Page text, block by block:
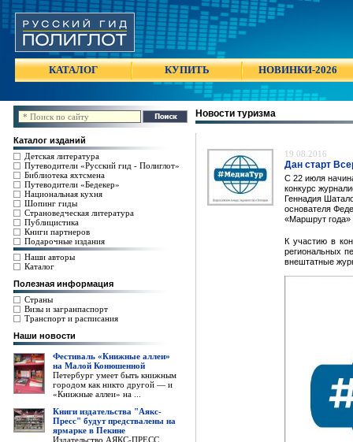
КАТАЛОГ КУПИТЬ НОВИНКИ-2026
Каталог изданий
Детская литература
Путеводители «Русский гид - Полиглот»
Библиотека яхтсмена
Путеводители «Бедекер»
Национальная кухня
Шопинг гиды
Страноведческая литература
Публицистика
Книги партнеров
Подарочные издания
Наши авторы
Каталог
Полезная информация
Страны
Визы и загранпаспорт
Транспорт и расписания
Наши новости
Фестиваль «Книжные аллеи»
на Малой Конюшенной
Петербург умеет быть книжным
городом как никто другой — и
«Книжные аллеи» на ...
Книги издательства "Аякс-
Пресс" будут предствалены на
ярмарке в Пекине
Издательство АЯКС-ПРЕСС
Новости туризма
19.08.2016
Дан старт
С 22 июля
конкурс
Геннадия
основателя
«Маршрут года»
К участию в
региональных
внештатные